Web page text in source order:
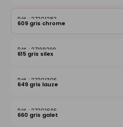
27201282
609 gris chrome
27199299
615 gris silex
27201305
649 gris lauze
27201695
660 gris galet